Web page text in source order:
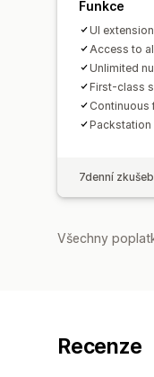
Funkce
UI
Access to
Unlimited
First-class
Continuous
7denní
Všechny
Recenze